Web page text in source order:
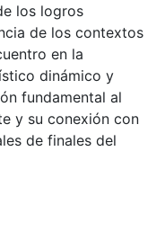
los logros
de los contextos
en la
dinámico y
fundamental al
y su conexión con
de finales del